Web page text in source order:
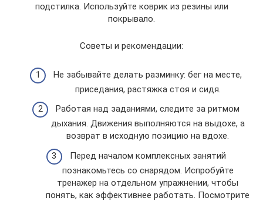
подстилка. Используйте коврик из резины или
покрывало.
Советы и рекомендации:
Не забывайте делать разминку: бег на месте,
приседания, растяжка стоя и сидя.
Работая над заданиями, следите за ритмом
дыхания. Движения выполняются на выдохе, а
возврат в исходную позицию на вдохе.
Перед началом комплексных занятий
познакомьтесь со снарядом. Испробуйте
тренажер на отдельном упражнении, чтобы
понять, как эффективнее работать. Посмотрите